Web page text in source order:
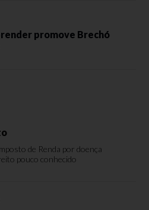
promove Brechó
de Renda por doença
pouco conhecido